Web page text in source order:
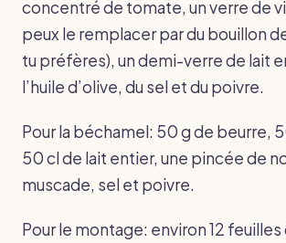
concentré de tomate, un verre de
peux le remplacer par du bouillon
tu préfères), un demi-verre de lait
l’huile d’olive, du sel et du poivre.
Pour la béchamel: 50 g de beurre,
50 cl de lait entier, une pincée de
muscade, sel et poivre.
Pour le montage: environ 12 feuilles